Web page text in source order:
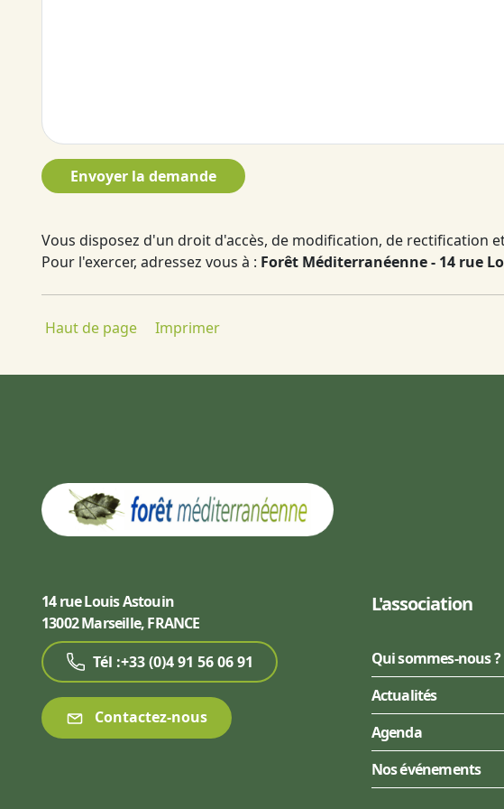
Envoyer la demande
Vous disposez d'un droit d'accès, de modification, de rectification
Pour l'exercer, adressez vous à : Forêt Méditerranéenne - 14 rue
Haut de page Imprimer
14 rue Louis Astouin
13002 Marseille, FRANCE
Tél :+33 (0)4 91 56 06 91
Contactez-nous
L'association
Qui sommes-nous ?
Actualités
Agenda
Nos événements